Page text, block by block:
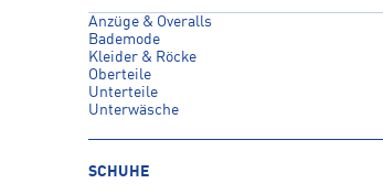
Anzüge & Overalls
Bademode
Kleider & Röcke
Oberteile
Unterteile
Unterwäsche
SCHUHE